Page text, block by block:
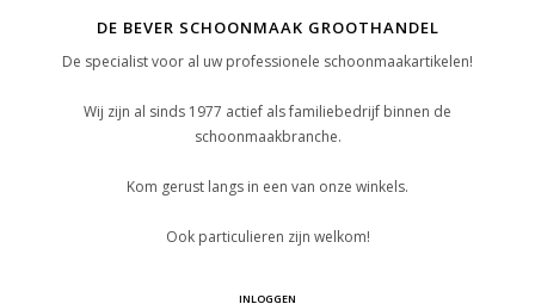
DE BEVER SCHOONMAAK GROOTHANDEL
De specialist voor al uw professionele schoonmaakartikelen!
Wij zijn al sinds 1977 actief als familiebedrijf binnen de
schoonmaakbranche.
Kom gerust langs in een van onze winkels.
Ook particulieren zijn welkom!
INLOGGEN